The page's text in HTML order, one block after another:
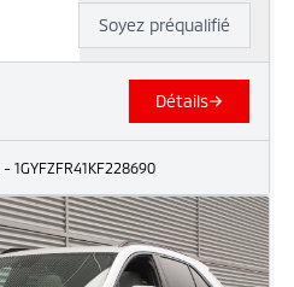
Soyez préqualifié
Détails
- 1GYFZFR41KF228690